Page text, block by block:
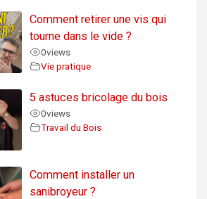
Comment retirer une vis qui
tourne dans le vide ?
0views
Vie pratique
5 astuces bricolage du bois
0views
Travail du Bois
Comment installer un
sanibroyeur ?